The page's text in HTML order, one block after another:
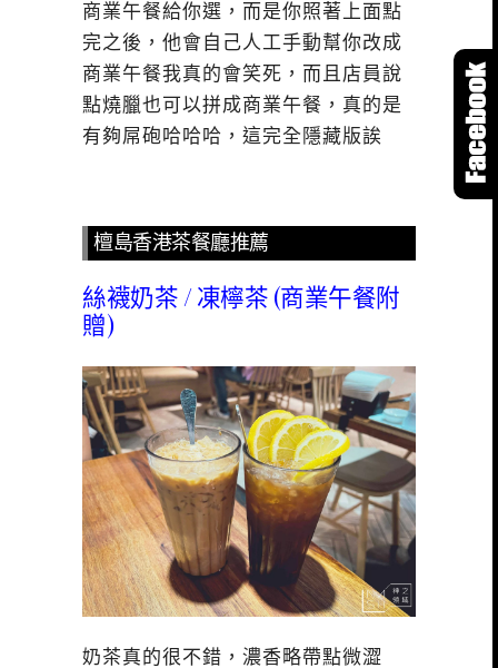
商業午餐給你選，而是你照著上面點
完之後，他會自己人工手動幫你改成
商業午餐我真的會笑死，而且店員說
點燒臘也可以拼成商業午餐，真的是
有夠屌砲哈哈哈，這完全隱藏版誒
檀島香港茶餐廳推薦
絲襪奶茶 / 凍檸茶 (商業午餐附
贈)
奶茶真的很不錯，濃香略帶點微澀